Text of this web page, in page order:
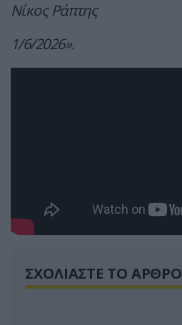
Νίκος Ράπτης
1/6/2026».
ΣΧΟΛΙΑΣΤΕ ΤΟ ΑΡΘΡΟ